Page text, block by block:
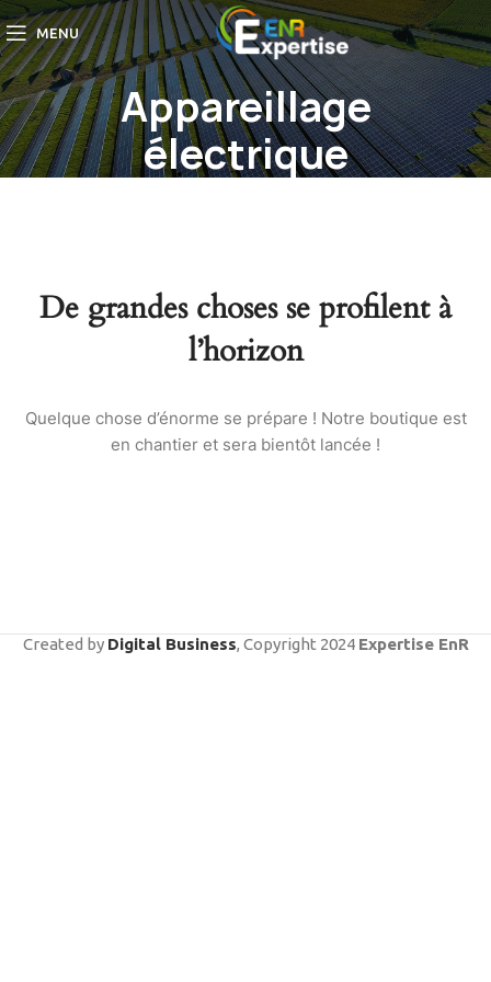
MENU
Appareillage
électrique
De grandes choses se profilent à
l’horizon
Quelque chose d’énorme se prépare ! Notre boutique est
en chantier et sera bientôt lancée !
Created by Digital Business, Copyright 2024 Expertise EnR